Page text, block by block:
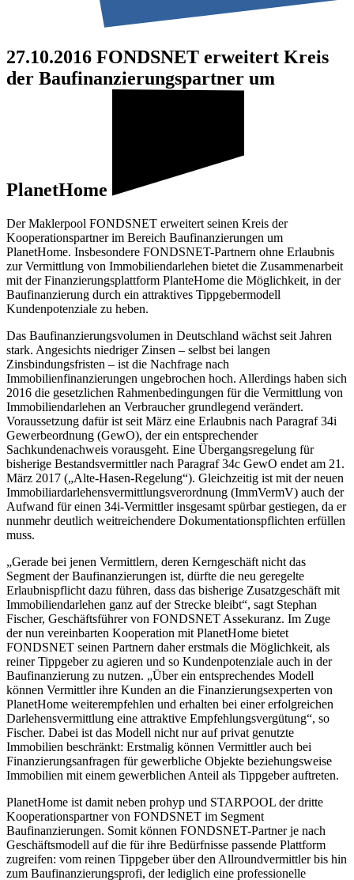
27.10.2016 FONDSNET erweitert Kreis
der Baufinanzierungspartner um
PlanetHome
Der Maklerpool FONDSNET erweitert seinen Kreis der
Kooperationspartner im Bereich Baufinanzierungen um
PlanetHome. Insbesondere FONDSNET-Partnern ohne Erlaubnis
zur Vermittlung von Immobiliendarlehen bietet die Zusammenarbeit
mit der Finanzierungsplattform PlanteHome die Möglichkeit, in der
Baufinanzierung durch ein attraktives Tippgebermodell
Kundenpotenziale zu heben.
Das Baufinanzierungsvolumen in Deutschland wächst seit Jahren
stark. Angesichts niedriger Zinsen – selbst bei langen
Zinsbindungsfristen – ist die Nachfrage nach
Immobilienfinanzierungen ungebrochen hoch. Allerdings haben sich
2016 die gesetzlichen Rahmenbedingungen für die Vermittlung von
Immobiliendarlehen an Verbraucher grundlegend verändert.
Voraussetzung dafür ist seit März eine Erlaubnis nach Paragraf 34i
Gewerbeordnung (GewO), der ein entsprechender
Sachkundenachweis vorausgeht. Eine Übergangsregelung für
bisherige Bestandsvermittler nach Paragraf 34c GewO endet am 21.
März 2017 („Alte-Hasen-Regelung“). Gleichzeitig ist mit der neuen
Immobiliardarlehensvermittlungsverordnung (ImmVermV) auch der
Aufwand für einen 34i-Vermittler insgesamt spürbar gestiegen, da er
nunmehr deutlich weitreichendere Dokumentationspflichten erfüllen
muss.
„Gerade bei jenen Vermittlern, deren Kerngeschäft nicht das
Segment der Baufinanzierungen ist, dürfte die neu geregelte
Erlaubnispflicht dazu führen, dass das bisherige Zusatzgeschäft mit
Immobiliendarlehen ganz auf der Strecke bleibt“, sagt Stephan
Fischer, Geschäftsführer von FONDSNET Assekuranz. Im Zuge
der nun vereinbarten Kooperation mit PlanetHome bietet
FONDSNET seinen Partnern daher erstmals die Möglichkeit, als
reiner Tippgeber zu agieren und so Kundenpotenziale auch in der
Baufinanzierung zu nutzen. „Über ein entsprechendes Modell
können Vermittler ihre Kunden an die Finanzierungsexperten von
PlanetHome weiterempfehlen und erhalten bei einer erfolgreichen
Darlehensvermittlung eine attraktive Empfehlungsvergütung“, so
Fischer. Dabei ist das Modell nicht nur auf privat genutzte
Immobilien beschränkt: Erstmalig können Vermittler auch bei
Finanzierungsanfragen für gewerbliche Objekte beziehungsweise
Immobilien mit einem gewerblichen Anteil als Tippgeber auftreten.
PlanetHome ist damit neben prohyp und STARPOOL der dritte
Kooperationspartner von FONDSNET im Segment
Baufinanzierungen. Somit können FONDSNET-Partner je nach
Geschäftsmodell auf die für ihre Bedürfnisse passende Plattform
zugreifen: vom reinen Tippgeber über den Allroundvermittler bis hin
zum Baufinanzierungsprofi, der lediglich eine professionelle